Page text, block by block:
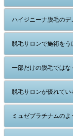
ハイジニーナ脱毛の
脱毛サロンで施術を
一部だけの脱毛ではな
脱毛サロンが優れて
ミュゼプラチナムの